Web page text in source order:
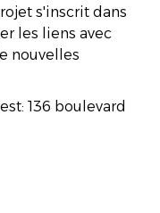
s'inscrit dans
les liens avec
nouvelles
136 boulevard